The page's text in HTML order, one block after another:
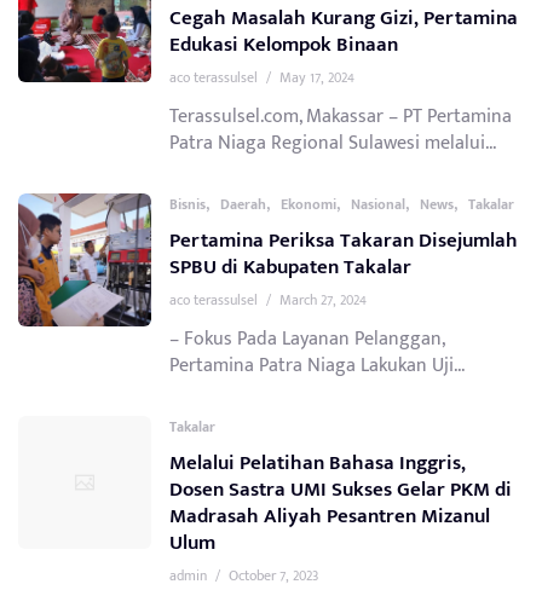
Cegah Masalah Kurang Gizi, Pertamina
Edukasi Kelompok Binaan
aco terassulsel / May 17, 2024
Terassulsel.com, Makassar – PT Pertamina
Patra Niaga Regional Sulawesi melalui...
Bisnis, Daerah, Ekonomi, Nasional, News, Takalar
Pertamina Periksa Takaran Disejumlah
SPBU di Kabupaten Takalar
aco terassulsel / March 27, 2024
– Fokus Pada Layanan Pelanggan,
Pertamina Patra Niaga Lakukan Uji...
Takalar
Melalui Pelatihan Bahasa Inggris,
Dosen Sastra UMI Sukses Gelar PKM di
Madrasah Aliyah Pesantren Mizanul
Ulum
admin / October 7, 2023